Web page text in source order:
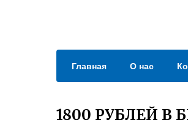
Главная О нас
1800 РУБЛЕЙ В